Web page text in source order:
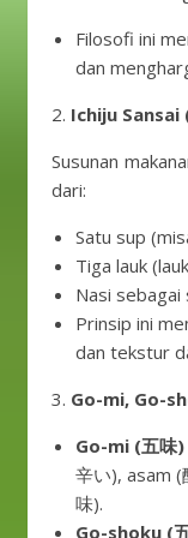
Filosofi ini
dan
2. Ichiju Sansai
Susunan
dari:
Satu sup
Tiga lauk
Nasi
Prinsip ini
dan tekstur
3. Go-mi, Go-
Go-mi (五味)
辛い), asam (
味).
Go-shoku (